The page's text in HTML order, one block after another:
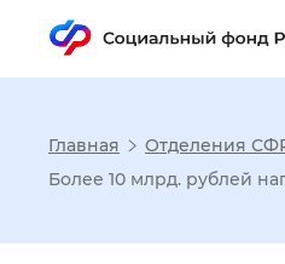
Главная Отделения
Более 10 млрд. рублей